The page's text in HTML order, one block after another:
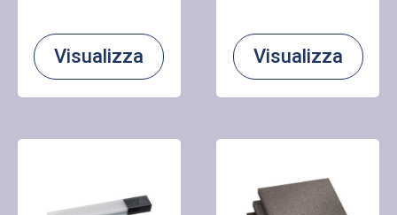
Visualizza Visualizza